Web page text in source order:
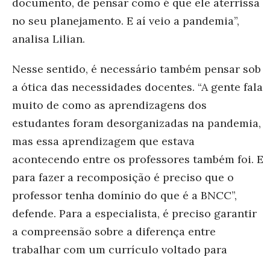
no seu planejamento. E aí veio a pandemia”,
analisa Lilian.
Nesse sentido, é necessário também pensar sob
a ótica das necessidades docentes. “A gente fala
muito de como as aprendizagens dos
estudantes foram desorganizadas na pandemia,
mas essa aprendizagem que estava
acontecendo entre os professores também foi. E
para fazer a recomposição é preciso que o
professor tenha domínio do que é a BNCC”,
defende. Para a especialista, é preciso garantir
a compreensão sobre a diferença entre
trabalhar com um currículo voltado para